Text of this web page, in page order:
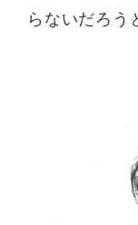
らないだろう